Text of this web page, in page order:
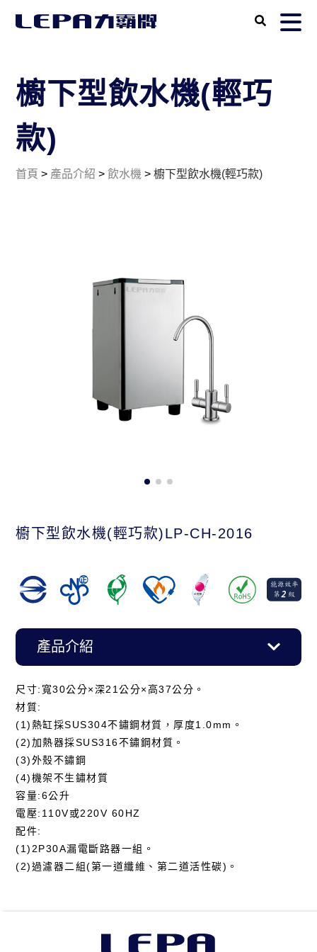
櫥下型飲水機(輕巧
款)
首頁 > 產品介紹 >飲水機 >櫥下型飲水機(輕巧款)
櫥下型飲水機(輕巧款)LP-CH-2016
產品介紹
尺寸:寬30公分×深21公分×高37公分。
材質:
(1)熱缸採SUS304不鏽鋼材質，厚度1.0mm。
(2)加熱器採SUS316不鏽鋼材質。
(3)外殼不鏽鋼
(4)機架不生鏽材質
容量:6公升
電壓:110V或220V 60HZ
配件:
(1)2P30A漏電斷路器一組。
(2)過濾器二組(第一道纖維、第二道活性碳)。